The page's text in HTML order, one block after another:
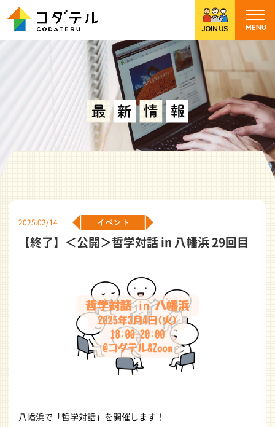
2025.02/14
【終了】＜公開＞哲学対話 in 八幡浜 29回目
八幡浜で「哲学対話」を開催します！